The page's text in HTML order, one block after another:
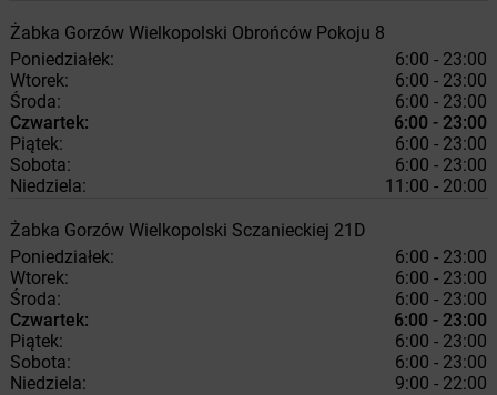
Żabka Gorzów Wielkopolski Obrońców Pokoju 8
Poniedziałek:
6:00 - 23:00
Wtorek:
6:00 - 23:00
Środa:
6:00 - 23:00
Czwartek:
6:00 - 23:00
Piątek:
6:00 - 23:00
Sobota:
6:00 - 23:00
Niedziela:
11:00 - 20:00
Żabka Gorzów Wielkopolski Sczanieckiej 21D
Poniedziałek:
6:00 - 23:00
Wtorek:
6:00 - 23:00
Środa:
6:00 - 23:00
Czwartek:
6:00 - 23:00
Piątek:
6:00 - 23:00
Sobota:
6:00 - 23:00
Niedziela:
9:00 - 22:00